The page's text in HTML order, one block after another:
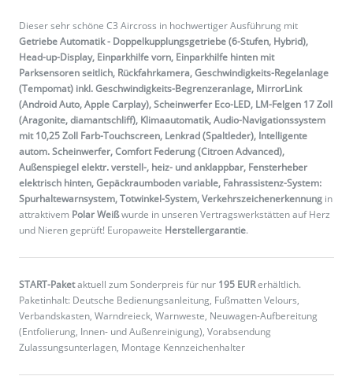
Dieser sehr schöne C3 Aircross in hochwertiger Ausführung mit
Getriebe Automatik - Doppelkupplungsgetriebe (6-Stufen, Hybrid),
Head-up-Display, Einparkhilfe vorn, Einparkhilfe hinten mit
Parksensoren seitlich, Rückfahrkamera, Geschwindigkeits-Regelanlage
(Tempomat) inkl. Geschwindigkeits-Begrenzeranlage, MirrorLink
(Android Auto, Apple Carplay), Scheinwerfer Eco-LED, LM-Felgen 17 Zoll
(Aragonite, diamantschliff), Klimaautomatik, Audio-Navigationssystem
mit 10,25 Zoll Farb-Touchscreen, Lenkrad (Spaltleder), Intelligente
autom. Scheinwerfer, Comfort Federung (Citroen Advanced),
Außenspiegel elektr. verstell-, heiz- und anklappbar, Fensterheber
elektrisch hinten, Gepäckraumboden variable, Fahrassistenz-System:
Spurhaltewarnsystem, Totwinkel-System, Verkehrszeichenerkennung in
attraktivem Polar Weißwurde in unseren Vertragswerkstätten auf Herz
und Nieren geprüft! Europaweite Herstellergarantie.
START-Paketaktuell zum Sonderpreis für nur 195 EURerhältlich.
Paketinhalt: Deutsche Bedienungsanleitung, Fußmatten Velours,
Verbandskasten, Warndreieck, Warnweste, Neuwagen-Aufbereitung
(Entfolierung, Innen- und Außenreinigung), Vorabsendung
Zulassungsunterlagen, Montage Kennzeichenhalter